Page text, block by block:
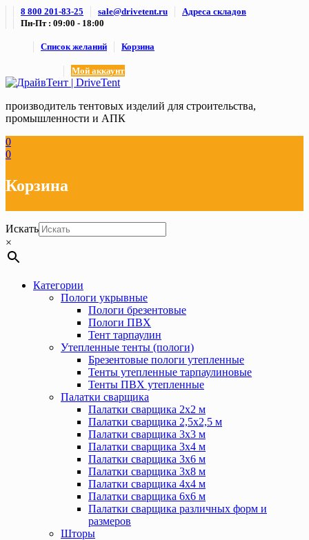
Skip8 800 201-83-25 sale@drivetent.ru
Адреса складов
Пн-Пт : 09:00 - 18:00
Список желаний Корзина
Мой аккаунт
производитель тентовых изделий для строительства,
промышленности и АПК
0
0
Корзина
Искать
×
Категории
Пологи укрывные
Пологи брезентовые
Пологи ПВХ
Тент тарпаулин
Утепленные тенты (пологи)
Брезентовые пологи утепленные
Тенты утепленные тарпаулиновые
Тенты ПВХ утепленные
Палатки сварщика
Палатки сварщика 2х2 м
Палатки сварщика 2,5х2,5 м
Палатки сварщика 3х3 м
Палатки сварщика 3х4 м
Палатки сварщика 3х6 м
Палатки сварщика 3х8 м
Палатки сварщика 4х4 м
Палатки сварщика 6х6 м
Палатки сварщика различных форм и
размеров
Шторы